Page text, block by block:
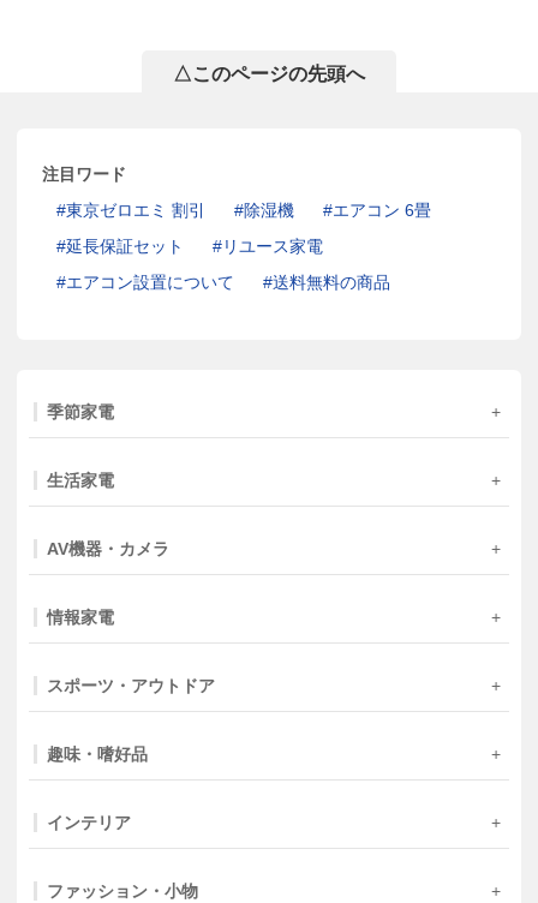
△このページの先頭へ
注目ワード
東京ゼロエミ 割引
除湿機
エアコン 6畳
延長保証セット
リユース家電
エアコン設置について
送料無料の商品
季節家電
生活家電
AV機器・カメラ
情報家電
スポーツ・アウトドア
趣味・嗜好品
インテリア
ファッション・小物